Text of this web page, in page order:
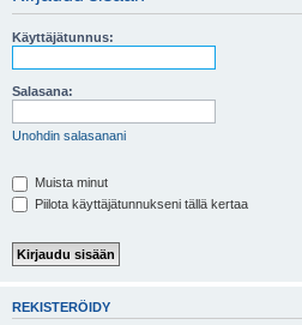
Käyttäjätunnus:
Salasana:
Unohdin salasanani
Muista minut
Piilota käyttäjätunnukseni tällä kertaa
REKISTERÖIDY